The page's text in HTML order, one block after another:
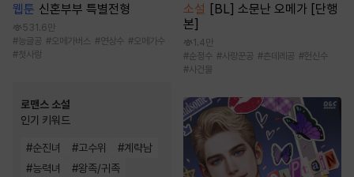
웹툰 신혼부부 특별전형
531.6만
#능글공 #오메가버스 #연상수 #오메가수
#첫사랑
로맨스 소설
인기 키워드
#순진녀 #고수위 #계략남
#능력녀 #왕족/귀족
소설 [BL] 소문난 오메가 [단행
본]
1.4만
#순정수 #사랑꾼공 #츤데레공 #헌신수
#사건물